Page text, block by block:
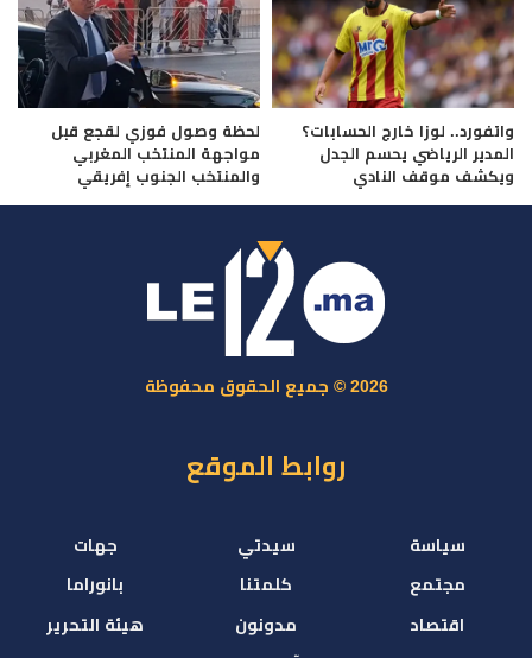
واتفورد.. لوزا خارج الحسابات؟
المدير الرياضي يحسم الجدل
ويكشف موقف النادي
لحظة وصول فوزي لقجع قبل
مواجهة المنتخب المغربي
والمنتخب الجنوب إفريقي
2026 © جميع الحقوق محفوظة
روابط الموقع
سياسة
مجتمع
اقتصاد
سيدتي
كلمتنا
مدونون
جهات
بانوراما
هيئة التحرير